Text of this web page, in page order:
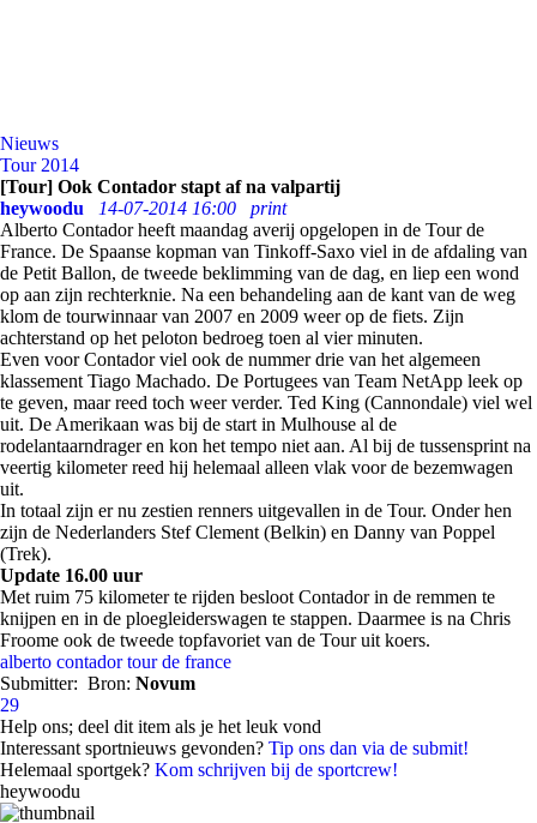
Nieuws
Tour 2014
[Tour] Ook Contador stapt af na valpartij
heywoodu
14-07-2014 16:00
print
Alberto Contador heeft maandag averij opgelopen in de Tour de
France. De Spaanse kopman van Tinkoff-Saxo viel in de afdaling van
de Petit Ballon, de tweede beklimming van de dag, en liep een wond
op aan zijn rechterknie. Na een behandeling aan de kant van de weg
klom de tourwinnaar van 2007 en 2009 weer op de fiets. Zijn
achterstand op het peloton bedroeg toen al vier minuten.
Even voor Contador viel ook de nummer drie van het algemeen
klassement Tiago Machado. De Portugees van Team NetApp leek op
te geven, maar reed toch weer verder. Ted King (Cannondale) viel wel
uit. De Amerikaan was bij de start in Mulhouse al de
rodelantaarndrager en kon het tempo niet aan. Al bij de tussensprint na
veertig kilometer reed hij helemaal alleen vlak voor de bezemwagen
uit.
In totaal zijn er nu zestien renners uitgevallen in de Tour. Onder hen
zijn de Nederlanders Stef Clement (Belkin) en Danny van Poppel
(Trek).
Update 16.00 uur
Met ruim 75 kilometer te rijden besloot Contador in de remmen te
knijpen en in de ploegleiderswagen te stappen. Daarmee is na Chris
Froome ook de tweede topfavoriet van de Tour uit koers.
alberto contador tour de france
Submitter: Bron: Novum
29
Help ons; deel dit item als je het leuk vond
Interessant sportnieuws gevonden? Tip ons dan via de submit!
Helemaal sportgek? Kom schrijven bij de sportcrew!
heywoodu